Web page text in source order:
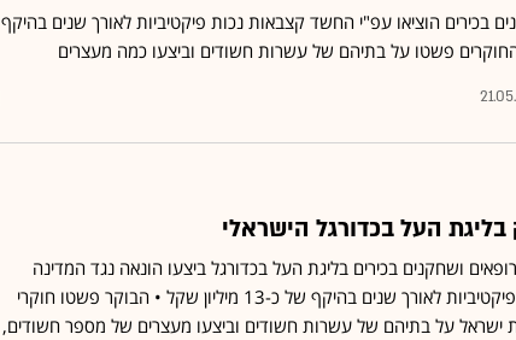
בכירים הוציאו עפ"י החשד קצבאות נכות פיקטיביות לאורך שנים בהיקף
העל בכדורגל הישראלי
ושחקנים בכירים בליגת העל בכדורגל ביצעו הונאה נגד המדינה
בהוצאת קצבאות נכות פיקטיביות לאורך שנים בהיקף של כ-13 מיליון שקל • הבוקר פשטו חוקרי
ישראל על בתיהם של עשרות חשודים וביצעו מעצרים של מספר חשודים,